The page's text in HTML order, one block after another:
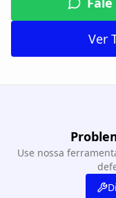
Ver
Use nossa